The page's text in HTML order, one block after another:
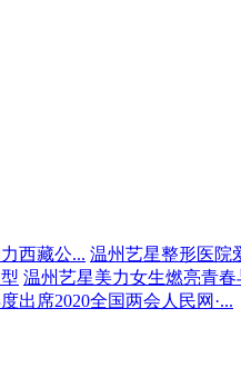
西藏公... 温州艺星整形医院
温州艺星美力女生燃亮青春
出席2020全国两会人民网·...